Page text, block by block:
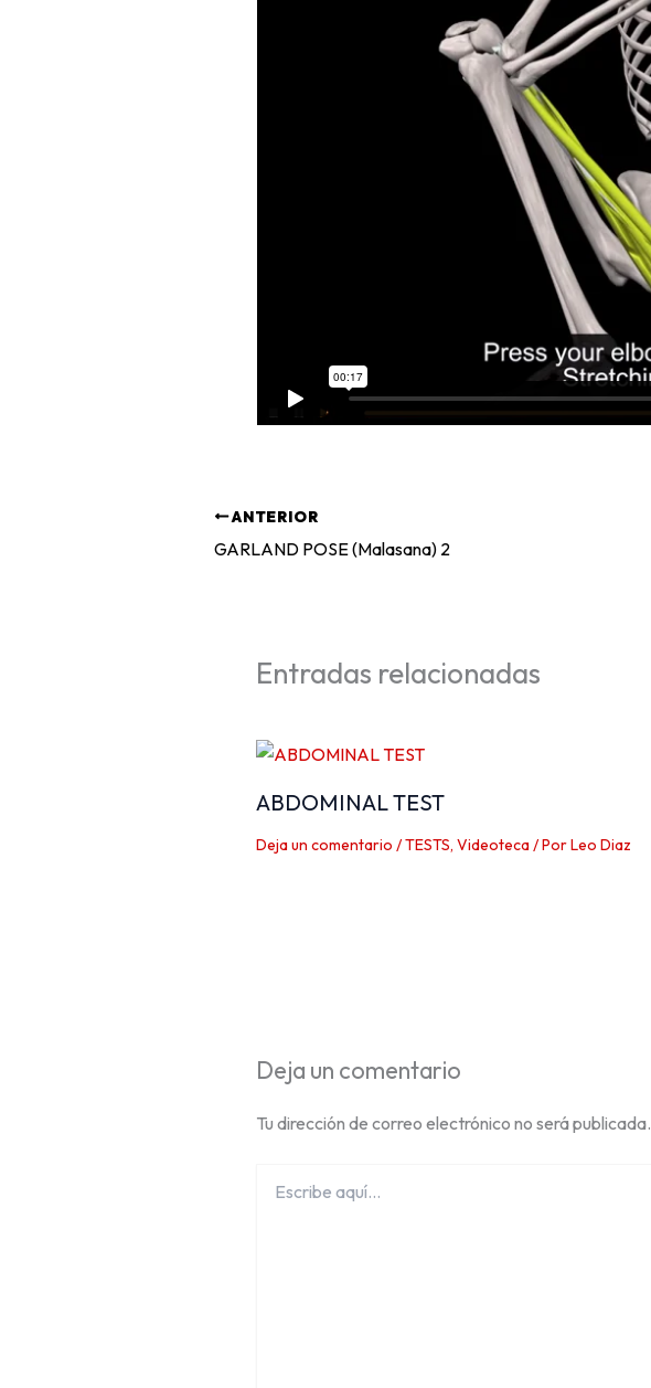
ANTERIOR
GARLAND POSE (Malasana) 2
Entradas relacionadas
ABDOMINAL TEST
Deja un comentario /TESTS, Videoteca/ PorLeo Diaz
Deja un comentario
Tu dirección de correo electrónico no será publicada.
aquí...